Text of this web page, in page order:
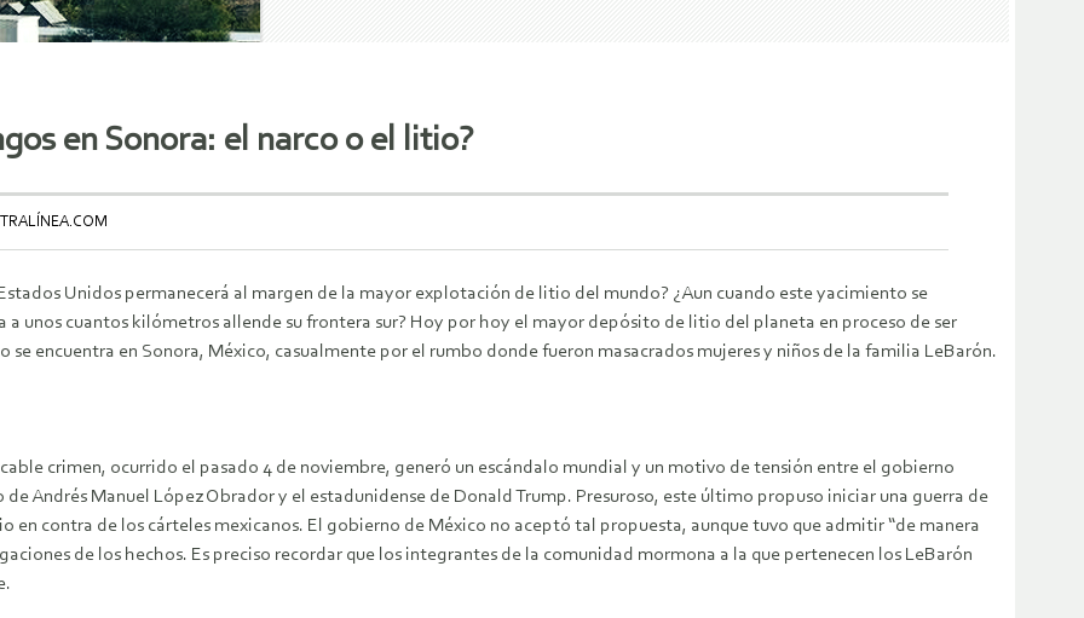
en Sonora: el narco o el litio?
Unidos permanecerá al margen de la mayor explotación de litio del mundo? ¿Aun cuando este yacimiento se
a unos cuantos kilómetros allende su frontera sur? Hoy por hoy el mayor depósito de litio del planeta en proceso de ser
se encuentra en Sonora, México, casualmente por el rumbo donde fueron masacrados mujeres y niños de la familia LeBarón.
crimen, ocurrido el pasado 4 de noviembre, generó un escándalo mundial y un motivo de tensión entre el gobierno
de Andrés Manuel López Obrador y el estadunidense de Donald Trump. Presuroso, este último propuso iniciar una guerra de
en contra de los cárteles mexicanos. El gobierno de México no aceptó tal propuesta, aunque tuvo que admitir “de manera
de los hechos. Es preciso recordar que los integrantes de la comunidad mormona a la que pertenecen los LeBarón